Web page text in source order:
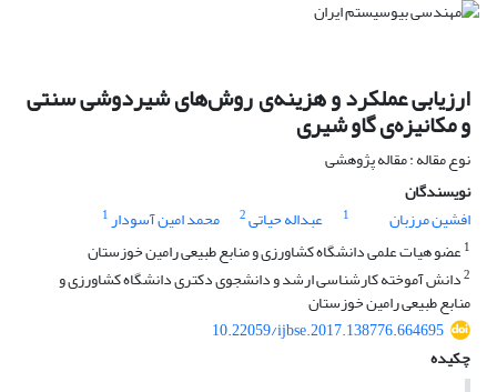
ارزیابی عملکرد و هزینه‌ی روش‌های شیردوشی سنتی
و مکانیزه‌‌ی گاو شیری
نوع مقاله : مقاله پژوهشی
نویسندگان
افشین مرزبان
1 عبداله حیاتی2 محمد امین آسودار1
1عضو هیات علمی دانشگاه کشاورزی و منابع طبیعی رامین خوزستان
2دانش آموخته کارشناسی ارشد و دانشجوی دکتری دانشگاه کشاورزی و
منابع طبیعی رامین خوزستان
10.22059/ijbse.2017.138776.664695
چکیده